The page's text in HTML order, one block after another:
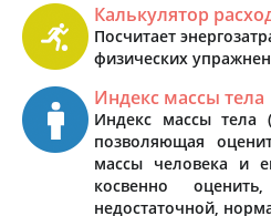
Калькулятор
Посчитает
физических
Индекс массы тела
Индекс массы тела
позволяющая
массы человека и
косвенно
недостаточной,